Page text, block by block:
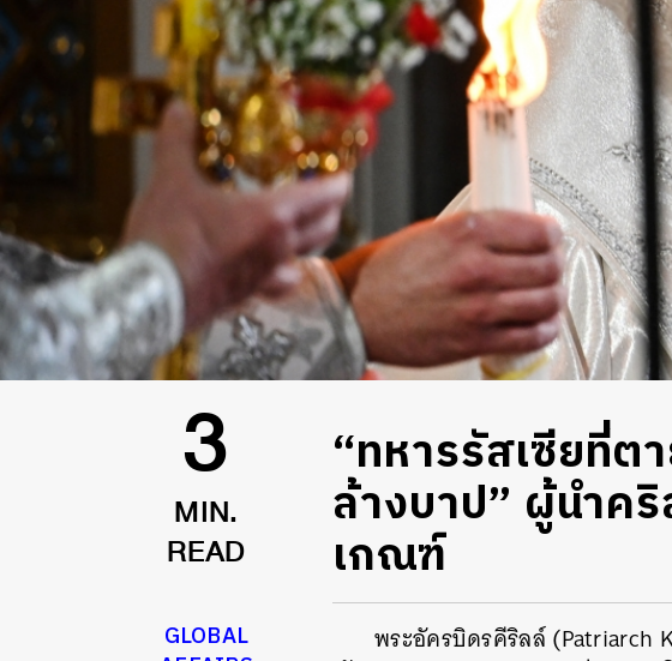
3
MIN.
READ
GLOBAL
“ทหารรัสเซียที่ต
ล้างบาป” ผู้นำค
เกณฑ์
พระอัครบิดรคีริลล์ (Patriarch